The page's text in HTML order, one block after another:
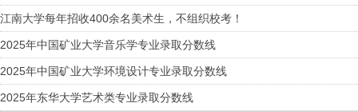
江南大学每年招收400余名美术生，不组织校考！
2025年中国矿业大学音乐学专业录取分数线
2025年中国矿业大学环境设计专业录取分数线
2025年东华大学艺术类专业录取分数线